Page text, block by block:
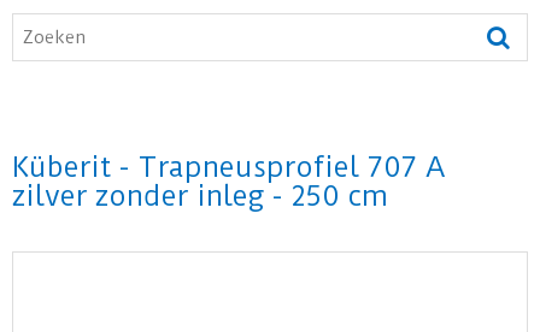
Küberit - Trapneusprofiel 707 A
zilver zonder inleg - 250 cm